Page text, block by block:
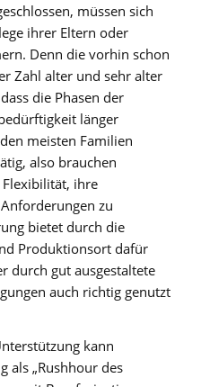
müssen sich
ihrer Eltern oder
Denn die vorhin schon
Zahl alter und sehr alter
die Phasen der
länger
meisten Familien
also brauchen
ihre
zu
bietet durch die
Produktionsort dafür
durch gut ausgestaltete
auch richtig genutzt
kann
als „Rushhour des